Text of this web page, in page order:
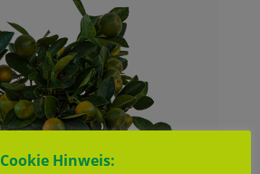
Cookie Hinweis: